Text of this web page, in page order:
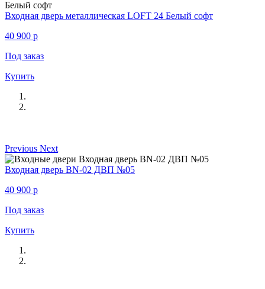
Входная дверь металлическая LOFT 24 Белый софт
40 900 p
Под заказ
Купить
Previous Next
Входная дверь BN-02 ДВП №05
40 900 p
Под заказ
Купить